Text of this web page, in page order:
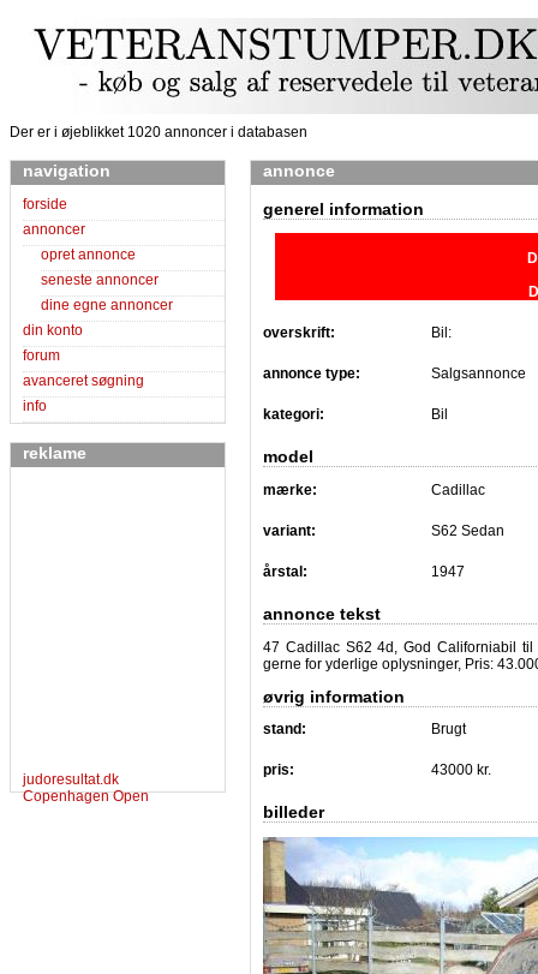
Der er i øjeblikket 1020 annoncer i databasen
navigation
forside
annoncer
opret annonce
seneste annoncer
dine egne annoncer
din konto
forum
avanceret søgning
info
reklame
judoresultat.dk
Copenhagen Open
annonce
generel information
overskrift: Bil:
annonce type: Salgsannonce
kategori: Bil
model
mærke: Cadillac
variant: S62 Sedan
årstal: 1947
annonce tekst
47 Cadillac S62 4d, God Californiabil
gerne for yderlige oplysninger, Pris:
øvrig information
stand: Brugt
pris: 43000 kr.
billeder